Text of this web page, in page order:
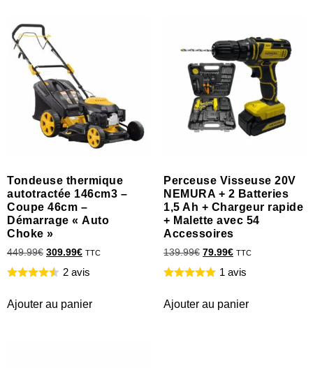
Tondeuse thermique
autotractée 146cm3 –
Coupe 46cm –
Démarrage « Auto
Choke »
449.99€ 309.99€ TTC
2 avis
Ajouter au panier
Perceuse Visseuse 20V
NEMURA + 2 Batteries
1,5 Ah + Chargeur rapide
+ Malette avec 54
Accessoires
139.99€ 79.99€ TTC
1 avis
Ajouter au panier